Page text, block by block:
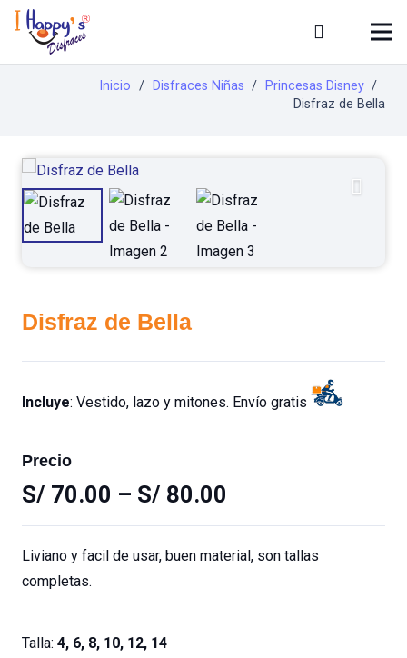
Inicio / Disfraces Niñas / Princesas Disney /
Disfraz de Bella
Disfraz de Bella
Incluye: Vestido, lazo y mitones. Envío gratis
Precio
S/ 70.00 – S/ 80.00
Liviano y facil de usar, buen material, son tallas
completas.
Talla: 4, 6, 8, 10, 12, 14